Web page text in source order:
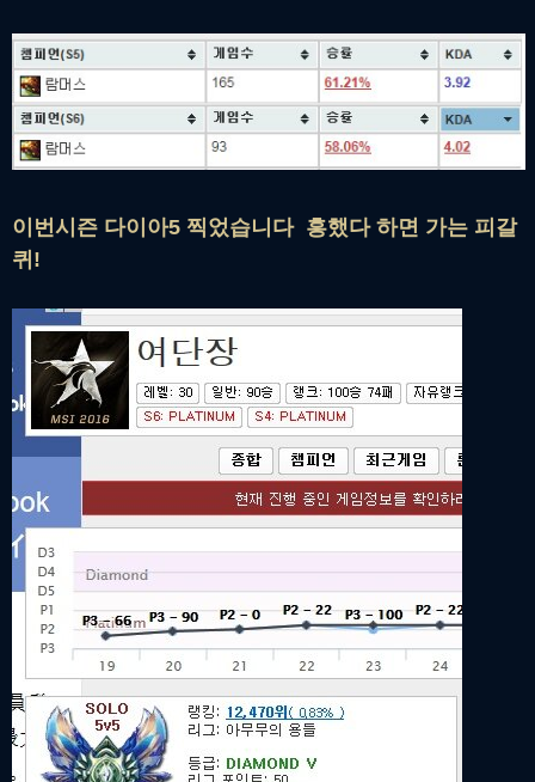
이번시즌 다이아5 찍었습니다 흥했다 하면 가는 피갈
퀴!